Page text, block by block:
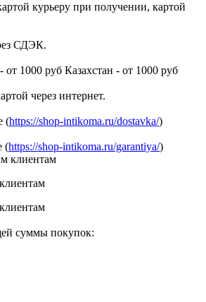
курьеру при получении, картой
СДЭК.
от 1000 руб Казахстан - от 1000 руб
через интернет.
(https://shop-intikoma.ru/dostavka/)
(https://shop-intikoma.ru/garantiya/)
суммы покупок: